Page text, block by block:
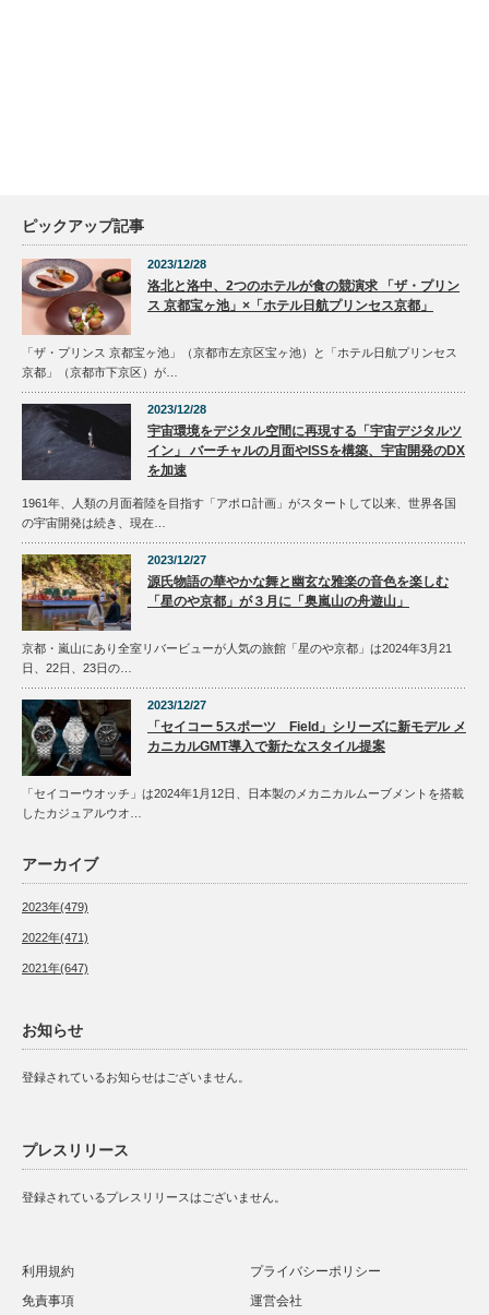
ピックアップ記事
2023/12/28
洛北と洛中、2つのホテルが食の競演求 「ザ・プリン
ス 京都宝ヶ池」×「ホテル日航プリンセス京都」
「ザ・プリンス 京都宝ヶ池」（京都市左京区宝ヶ池）と「ホテル日航プリンセス
京都」（京都市下京区）が…
2023/12/28
宇宙環境をデジタル空間に再現する「宇宙デジタルツ
イン」 バーチャルの月面やISSを構築、宇宙開発のDX
を加速
1961年、人類の月面着陸を目指す「アポロ計画」がスタートして以来、世界各国
の宇宙開発は続き、現在…
2023/12/27
源氏物語の華やかな舞と幽玄な雅楽の音色を楽しむ
「星のや京都」が３月に「奥嵐山の舟遊山」
京都・嵐山にあり全室リバービューが人気の旅館「星のや京都」は2024年3月21
日、22日、23日の…
2023/12/27
「セイコー 5スポーツ Field」シリーズに新モデル メ
カニカルGMT導入で新たなスタイル提案
「セイコーウオッチ」は2024年1月12日、日本製のメカニカルムーブメントを搭載
したカジュアルウオ…
アーカイブ
2023年(479)
2022年(471)
2021年(647)
お知らせ
登録されているお知らせはございません。
プレスリリース
登録されているプレスリリースはございません。
利用規約
プライバシーポリシー
免責事項
運営会社